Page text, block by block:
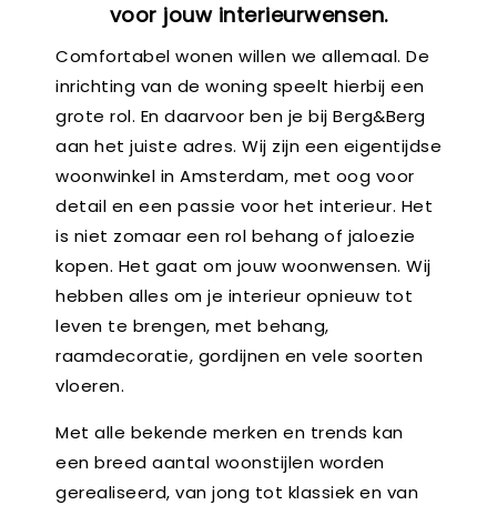
voor jouw interieurwensen.
Comfortabel wonen willen we allemaal. De
inrichting van de woning speelt hierbij een
grote rol. En daarvoor ben je bij Berg&Berg
aan het juiste adres. Wij zijn een eigentijdse
woonwinkel in Amsterdam, met oog voor
detail en een passie voor het interieur. Het
is niet zomaar een rol behang of jaloezie
kopen. Het gaat om jouw woonwensen. Wij
hebben alles om je interieur opnieuw tot
leven te brengen, met behang,
raamdecoratie, gordijnen en vele soorten
vloeren.
Met alle bekende merken en trends kan
een breed aantal woonstijlen worden
gerealiseerd, van jong tot klassiek en van